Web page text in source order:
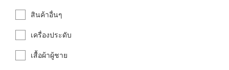
สินค้าอื่นๆ
เครื่องประดับ
เสื้อผ้าผู้ชาย